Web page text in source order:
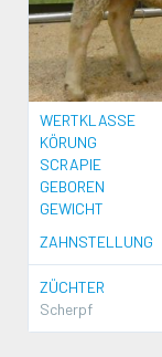
WERTKLASSE
KÖRUNG
SCRAPIE
GEBOREN
GEWICHT
ZAHNSTELLUNG
ZÜCHTER
Scherpf